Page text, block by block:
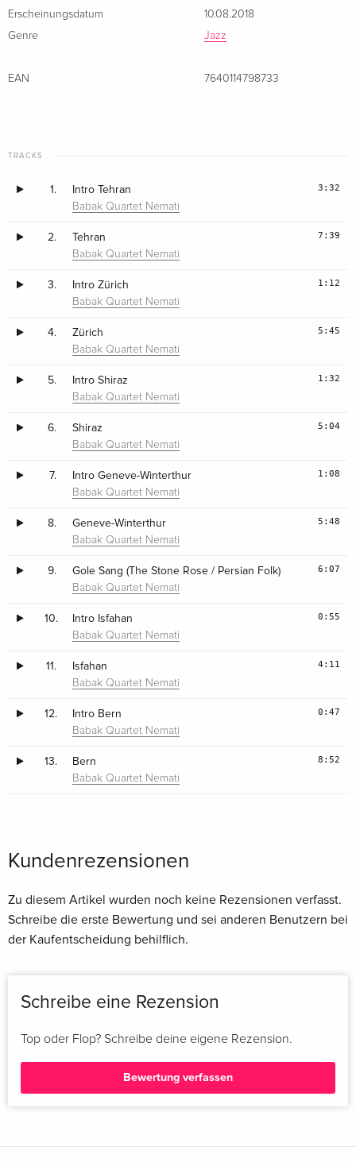
Erscheinungsdatum
10.08.2018
Genre
Jazz
EAN 7640114798733
TRACKS
1. Intro Tehran
Babak Quartet Nemati
3:32
2. Tehran
Babak Quartet Nemati
7:39
3. Intro Zürich
Babak Quartet Nemati
1:12
4. Zürich
Babak Quartet Nemati
5:45
5. Intro Shiraz
Babak Quartet Nemati
1:32
6. Shiraz
Babak Quartet Nemati
5:04
7. Intro Geneve-Winterthur
Babak Quartet Nemati
1:08
8. Geneve-Winterthur
Babak Quartet Nemati
5:48
9. Gole Sang (The Stone Rose / Persian Folk)
Babak Quartet Nemati
6:07
10. Intro Isfahan
Babak Quartet Nemati
0:55
11. Isfahan
Babak Quartet Nemati
4:11
12. Intro Bern
Babak Quartet Nemati
0:47
13. Bern
Babak Quartet Nemati
8:52
Kundenrezensionen
Zu diesem Artikel wurden noch keine Rezensionen verfasst.
Schreibe die erste Bewertung und sei anderen Benutzern bei
der Kaufentscheidung behilflich.
Schreibe eine Rezension
Top oder Flop? Schreibe deine eigene Rezension.
Bewertung verfassen